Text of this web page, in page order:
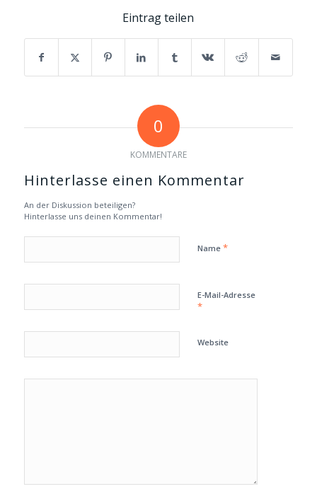
Eintrag teilen
0
KOMMENTARE
Hinterlasse einen Kommentar
An der Diskussion beteiligen?
Hinterlasse uns deinen Kommentar!
Name *
E-Mail-Adresse
*
Website